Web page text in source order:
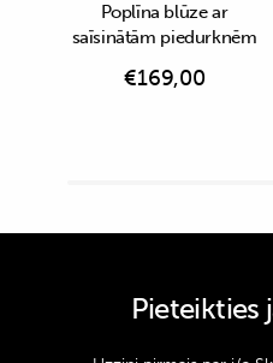
Poplīna blūze ar
saīsinātām piedurknēm
€169,00
Pieteikties